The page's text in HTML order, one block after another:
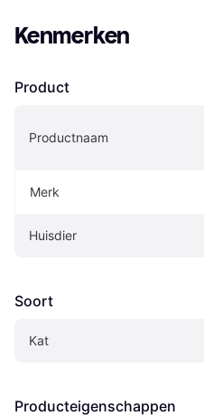
Kenmerken
Product
Productnaam
Merk
Huisdier
Soort
Kat
Producteigenschappen